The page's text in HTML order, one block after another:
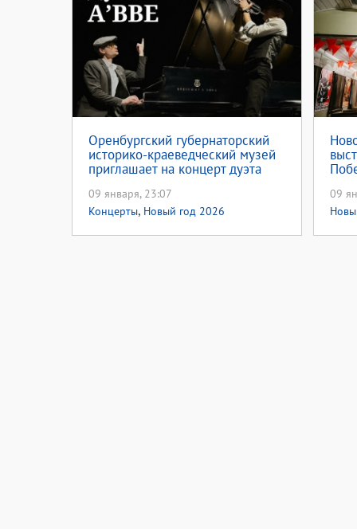
Оренбургский губернаторский
историко-краеведческий музей
приглашает на концерт дуэта
09 января, 23:07
Концерты, Новый год 2026
09